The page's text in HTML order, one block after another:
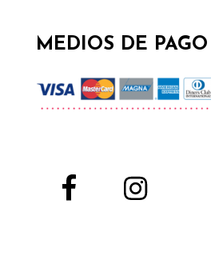
MEDIOS DE PAGO